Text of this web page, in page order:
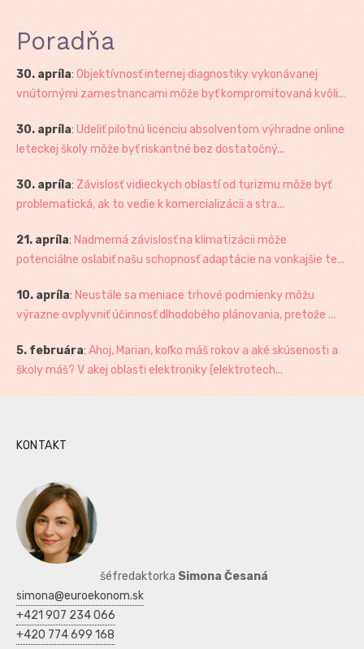
Poradňa
30. apríla: Objektívnosť internej diagnostiky vykonávanej
vnútornými zamestnancami môže byť kompromitovaná kvôli...
30. apríla: Udeliť pilotnú licenciu absolventom výhradne online
leteckej školy môže byť riskantné bez dostatočný...
30. apríla: Závislosť vidieckych oblastí od turizmu môže byť
problematická, ak to vedie k komercializácii a stra...
21. apríla: Nadmerná závislosť na klimatizácii môže
potenciálne oslabiť našu schopnosť adaptácie na vonkajšie te...
10. apríla: Neustále sa meniace trhové podmienky môžu
výrazne ovplyvniť účinnosť dlhodobého plánovania, pretože ...
5. februára: Ahoj, Marian, koľko máš rokov a aké skúsenosti a
školy máš? V akej oblasti elektroniky (elektrotech...
KONTAKT
šéfredaktorka Simona Česaná
simona@euroekonom.sk
+421 907 234 066
+420 774 699 168